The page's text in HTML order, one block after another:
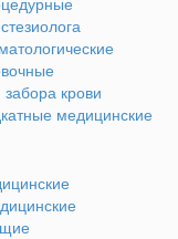
крови
медицинские